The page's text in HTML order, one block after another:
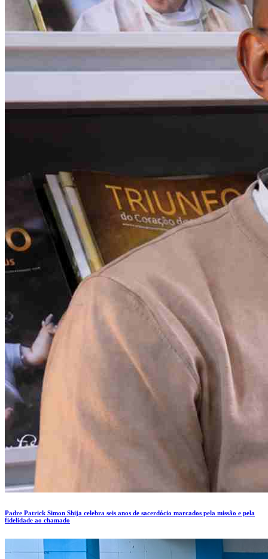
Padre Patrick Simon Shija celebra seis anos de sacerdócio marcados pela missão e pela
fidelidade ao chamado